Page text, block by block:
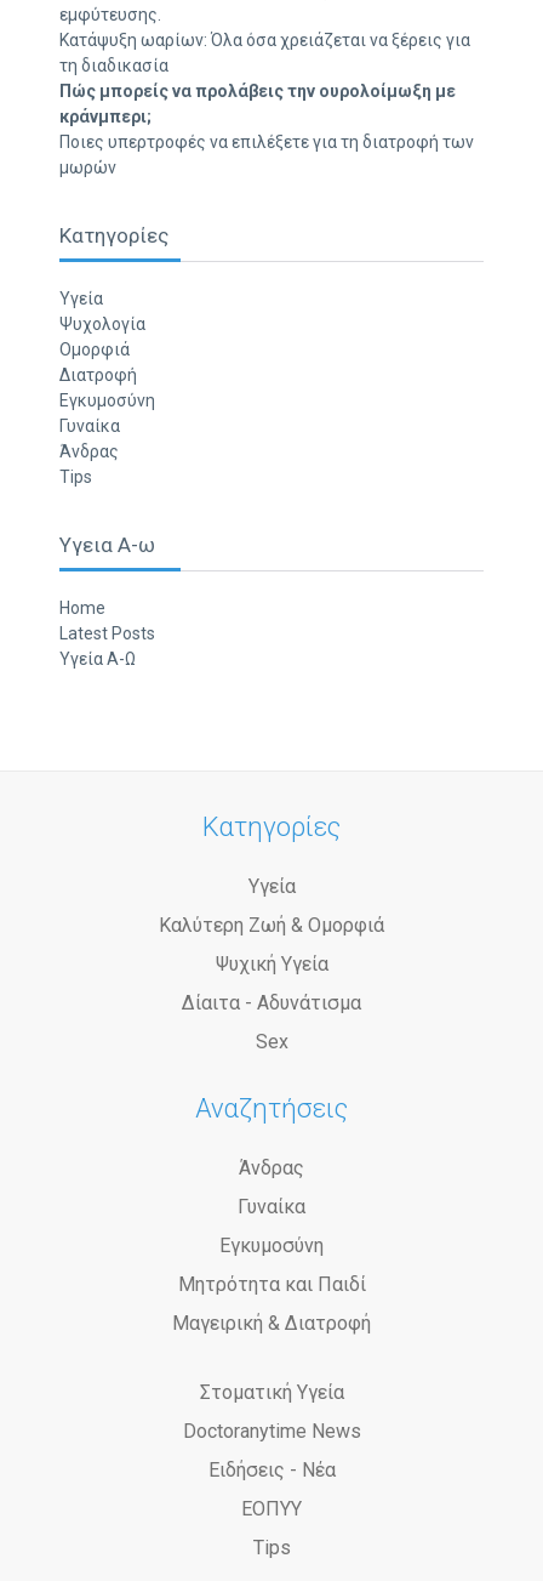
εμφύτευσης.
Κατάψυξη ωαρίων: Όλα όσα χρειάζεται να ξέρεις για
τη διαδικασία
Πώς μπορείς να προλάβεις την ουρολοίμωξη με
κράνμπερι;
Ποιες υπερτροφές να επιλέξετε για τη διατροφή των
μωρών
Κατηγορίες
Υγεία
Ψυχολογία
Ομορφιά
Διατροφή
Εγκυμοσύνη
Γυναίκα
Άνδρας
Tips
Υγεια Α-ω
Home
Latest Posts
Υγεία Α-Ω
Κατηγορίες
Υγεία
Καλύτερη Ζωή & Ομορφιά
Ψυχική Υγεία
Δίαιτα - Αδυνάτισμα
Sex
Αναζητήσεις
Άνδρας
Γυναίκα
Εγκυμοσύνη
Μητρότητα και Παιδί
Μαγειρική & Διατροφή
Στοματική Υγεία
Doctoranytime News
Ειδήσεις - Νέα
ΕΟΠΥΥ
Tips